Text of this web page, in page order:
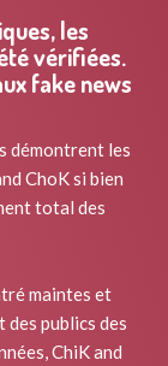
les
vérifiées.
fake news
démontrent les
ChoK si bien
total des
maintes et
publics des
ChiK and